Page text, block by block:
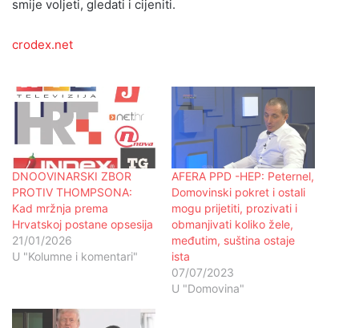
smije voljeti, gledati i cijeniti.
crodex.net
DNOOVINARSKI ZBOR
PROTIV THOMPSONA:
Kad mržnja prema
Hrvatskoj postane opsesija
21/01/2026
U "Kolumne i komentari"
AFERA PPD -HEP: Peternel,
Domovinski pokret i ostali
mogu prijetiti, prozivati i
obmanjivati koliko žele,
međutim, suština ostaje
ista
07/07/2023
U "Domovina"